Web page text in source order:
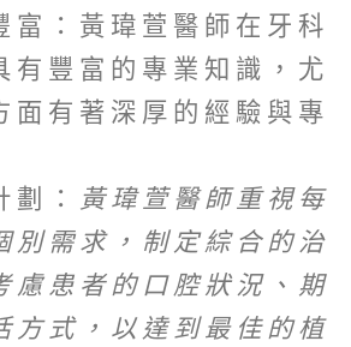
富：黃瑋萱醫師在牙科
有豐富的專業知識，尤
面有著深厚的經驗與專
：
黃瑋萱醫師重視每
別需求，制定綜合的治
慮患者的口腔狀況、期
方式，以達到最佳的植